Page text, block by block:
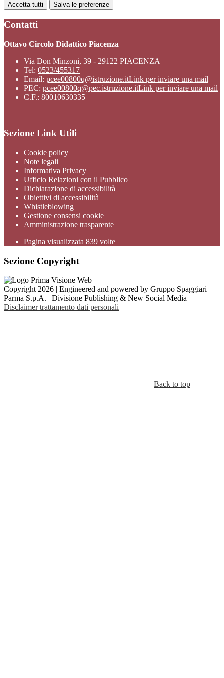
Accetta tutti Salva le preferenze
Contatti
Ottavo Circolo Didattico Piacenza
Via Don Minzoni, 39 - 29122 PIACENZA
Tel: 0523/455317
Email: pcee00800q@istruzione.itLink per inviare una mail
PEC: pcee00800q@pec.istruzione.itLink per inviare una mail
C.F.: 80010630335
Sezione Link Utili
Cookie policy
Note legali
Informativa Privacy
Ufficio Relazioni con il Pubblico
Dichiarazione di accessibilità
Obiettivi di accessibilità
Whistleblowing
Gestione consensi cookie
Amministrazione trasparente
Pagina visualizzata 839 volte
Sezione Copyright
Copyright 2026 | Engineered and powered by Gruppo Spaggiari
Parma S.p.A. | Divisione Publishing & New Social Media
Disclaimer trattamento dati personali
Back to top